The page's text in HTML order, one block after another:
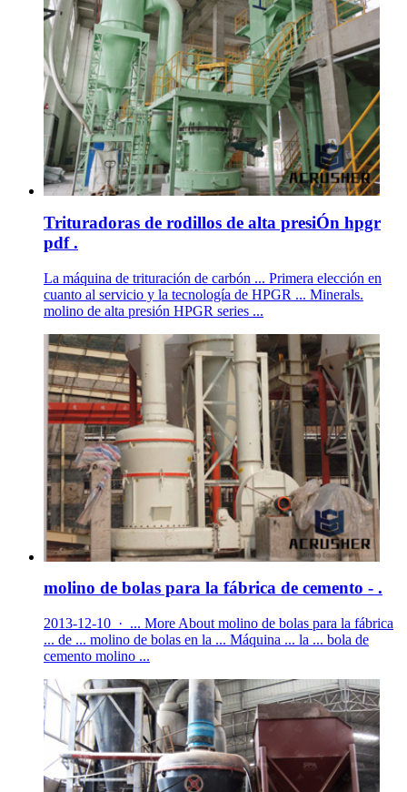
Trituradoras de rodillos de alta presiÓn hpgr
pdf .
La máquina de trituración de carbón ... Primera elección en
cuanto al servicio y la tecnología de HPGR ... Minerals.
molino de alta presión HPGR series ...
molino de bolas para la fábrica de cemento - .
2013-12-10 · ... More About molino de bolas para la fábrica
... de ... molino de bolas en la ... Máquina ... la ... bola de
cemento molino ...